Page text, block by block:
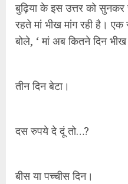
बुढ़िया के इस उत्तर को
रहते मां भीख मांग रही है।
बोले, ‘ मां अब कितने दिन भीख
तीन दिन बेटा।
दस रुपये दे दूं तो…?
बीस या पच्चीस दिन।